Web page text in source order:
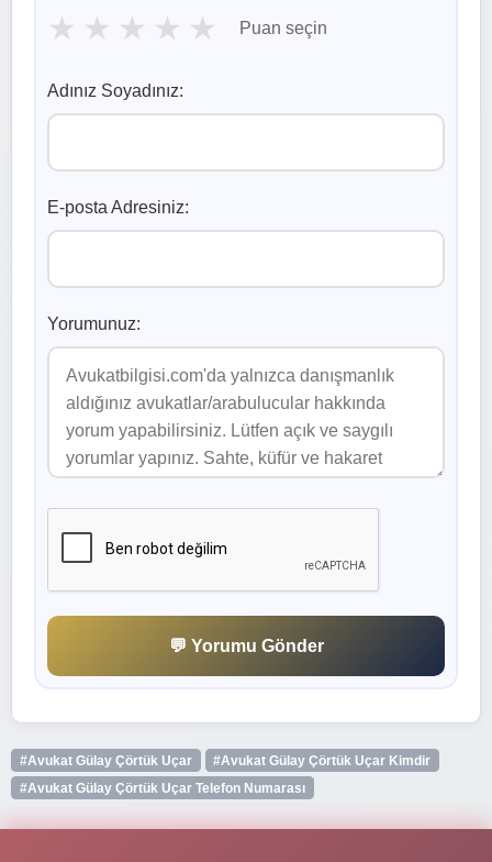
★ ★ ★ ★ ★ Puan seçin
Adınız Soyadınız:
E-posta Adresiniz:
Yorumunuz:
💬 Yorumu Gönder
#Avukat Gülay Çörtük Uçar
#Avukat Gülay Çörtük Uçar Kimdir
#Avukat Gülay Çörtük Uçar Telefon Numarası